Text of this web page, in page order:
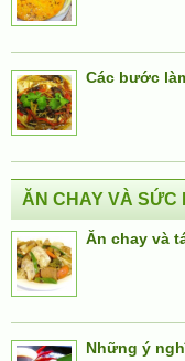
Các bước
ĂN CHAY VÀ SỨC
Ăn chay và
Những ý